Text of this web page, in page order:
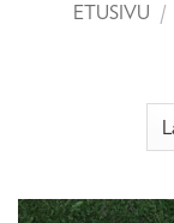
ETUSIVU /